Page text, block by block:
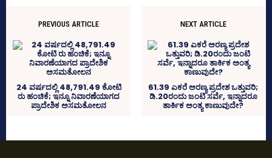
PREVIOUS ARTICLE
24 ವರ್ಷದಲ್ಲಿ 48,791.49 ಕೋಟಿ
ರು ಹಂಚಿಕೆ; ಇನ್ನೂ ನಿವಾರಣೆಯಾಗದ
ಪ್ರಾದೇಶಿಕ ಅಸಮತೋಲನ
NEXT ARTICLE
61.39 ಎಕರೆ ಅರಣ್ಯ ಪ್ರದೇಶ ಒತ್ತುವರಿ;
ಡಿ.20ರಂದು ಜಂಟಿ ಸರ್ವೆ, ಇನ್ನಾದರೂ
ತಾರ್ಕಿಕ ಅಂತ್ಯ ಕಾಣುವುದೇ?